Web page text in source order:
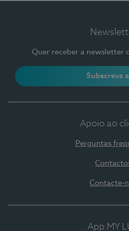
Quer receber a newsletter
Subscreva
Apoio ao
Perguntas
Contacte-
App MY